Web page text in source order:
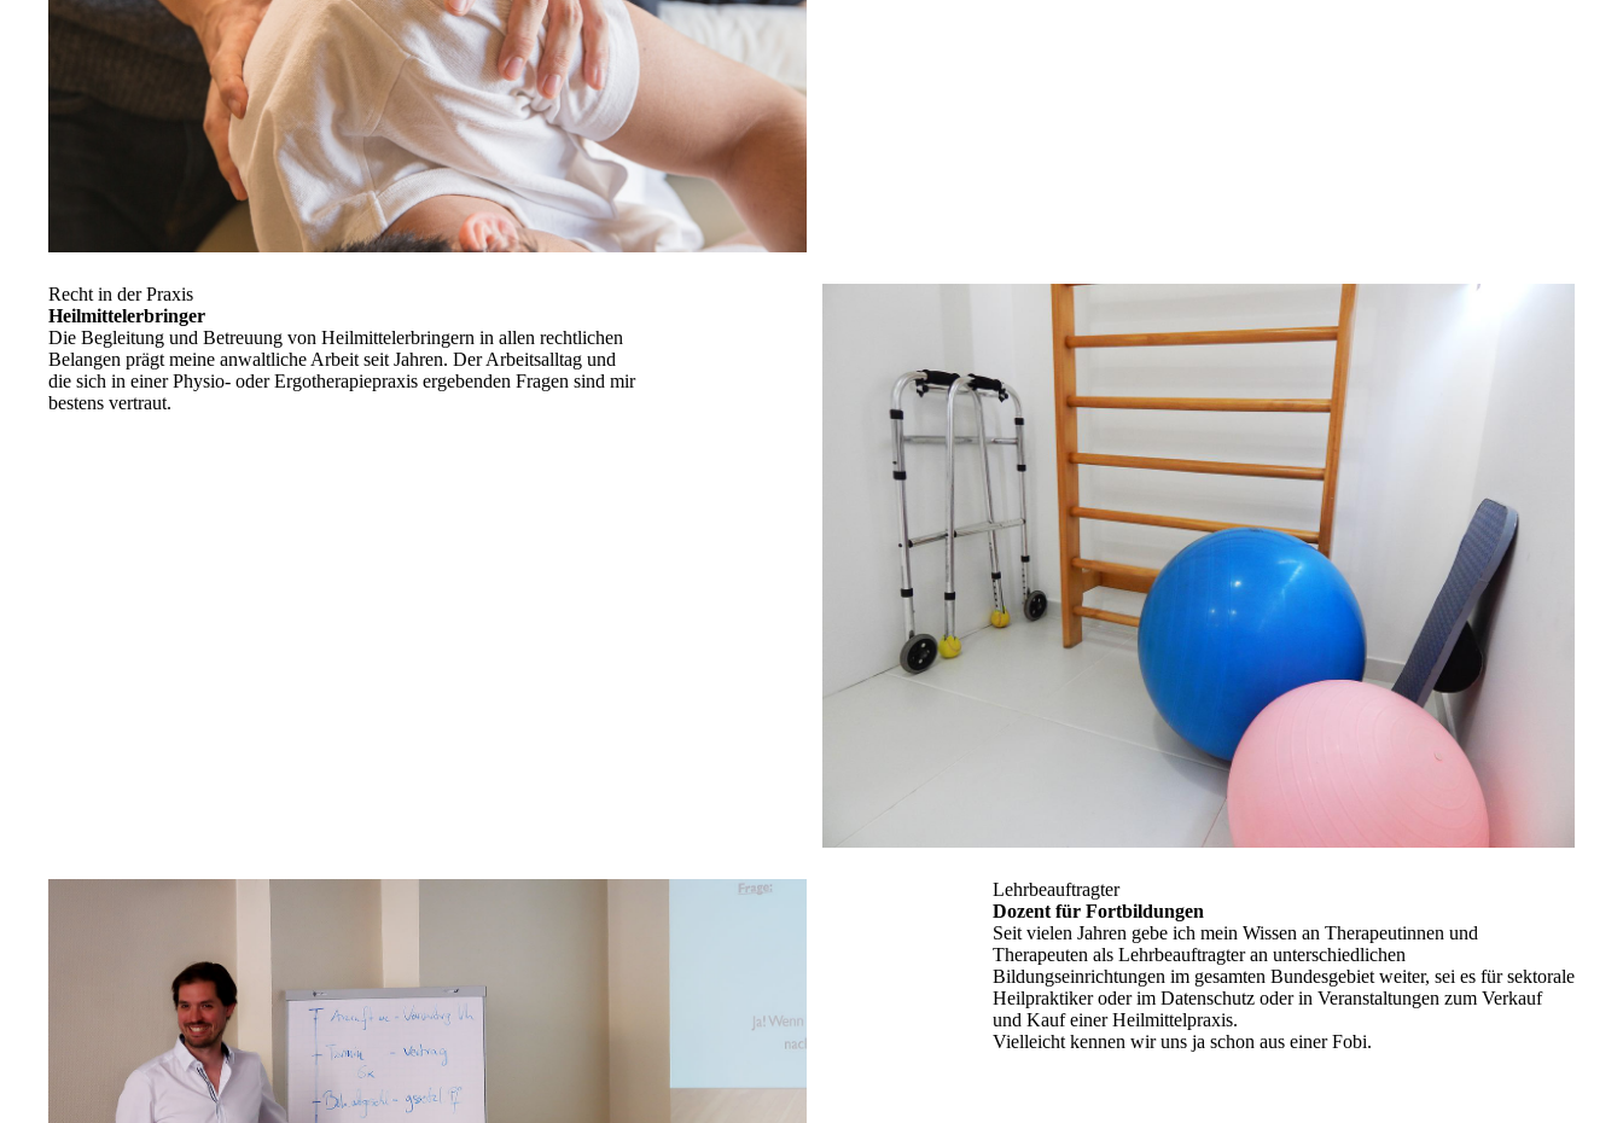
Recht in der Praxis
Heilmittelerbringer
Die Begleitung und Betreuung von Heilmittelerbringern in allen rechtlichen
Belangen prägt meine anwaltliche Arbeit seit Jahren. Der Arbeitsalltag und
die sich in einer Physio- oder Ergotherapiepraxis ergebenden Fragen sind mir
bestens vertraut.
Lehrbeauftragter
Dozent für Fortbildungen
Seit vielen Jahren gebe ich mein Wissen an Therapeutinnen und
Therapeuten als Lehrbeauftragter an unterschiedlichen
Bildungseinrichtungen im gesamten Bundesgebiet weiter, sei es für sektorale
Heilpraktiker oder im Datenschutz oder in Veranstaltungen zum Verkauf
und Kauf einer Heilmittelpraxis.
Vielleicht kennen wir uns ja schon aus einer Fobi.